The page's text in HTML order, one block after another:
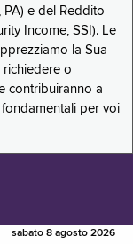
e del Reddito
Income, SSI). Le
la Sua
o
contribuiranno a
per voi
sabato 8 agosto 2026